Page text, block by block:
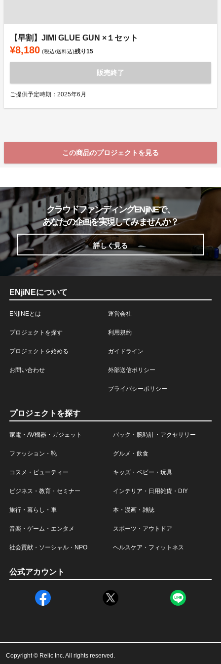
【早割】JIMI GLUE GUN ×１セット
¥8,180 (税込/送料込)残り15
販売終了
ご提供予定時期：2025年6月
この商品のプロジェクトを見る
クラウドファンディングENjiNEで、
あなたの企画を実現してみませんか？
詳しく見る
ENjiNEについて
ENjiNEとは
プロジェクトを探す
プロジェクトを始める
お問い合わせ
運営会社
利用規約
ガイドライン
外部送信ポリシー
プライバシーポリシー
プロジェクトを探す
家電・AV機器・ガジェット バック・腕時計・アクセサリー
ファッション・靴 グルメ・飲食
コスメ・ビューティー キッズ・ベビー・玩具
ビジネス・教育・セミナー インテリア・日用雑貨・DIY
旅行・暮らし・車 本・漫画・雑誌
音楽・ゲーム・エンタメ スポーツ・アウトドア
社会貢献・ソーシャル・NPO ヘルスケア・フィットネス
公式アカウント
Copyright © Relic Inc. All rights reserved.